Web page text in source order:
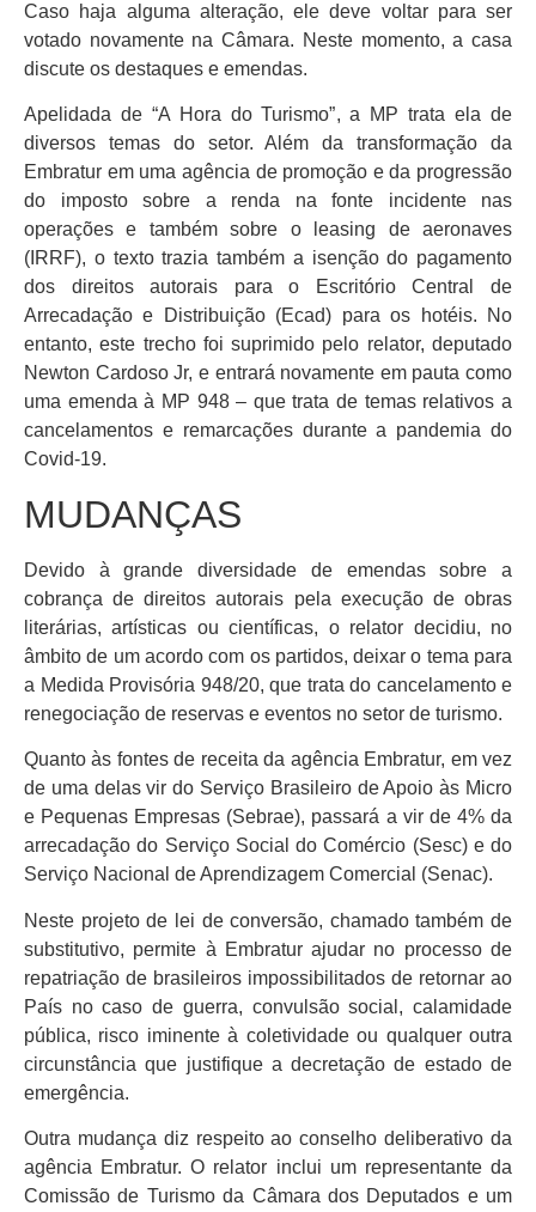
Caso haja alguma alteração, ele deve voltar para ser
votado novamente na Câmara. Neste momento, a casa
discute os destaques e emendas.
Apelidada de “A Hora do Turismo”, a MP trata ela de
diversos temas do setor. Além da transformação da
Embratur em uma agência de promoção e da progressão
do imposto sobre a renda na fonte incidente nas
operações e também sobre o leasing de aeronaves
(IRRF), o texto trazia também a isenção do pagamento
dos direitos autorais para o Escritório Central de
Arrecadação e Distribuição (Ecad) para os hotéis. No
entanto, este trecho foi suprimido pelo relator, deputado
Newton Cardoso Jr, e entrará novamente em pauta como
uma emenda à MP 948 – que trata de temas relativos a
cancelamentos e remarcações durante a pandemia do
Covid-19.
MUDANÇAS
Devido à grande diversidade de emendas sobre a
cobrança de direitos autorais pela execução de obras
literárias, artísticas ou científicas, o relator decidiu, no
âmbito de um acordo com os partidos, deixar o tema para
a Medida Provisória 948/20, que trata do cancelamento e
renegociação de reservas e eventos no setor de turismo.
Quanto às fontes de receita da agência Embratur, em vez
de uma delas vir do Serviço Brasileiro de Apoio às Micro
e Pequenas Empresas (Sebrae), passará a vir de 4% da
arrecadação do Serviço Social do Comércio (Sesc) e do
Serviço Nacional de Aprendizagem Comercial (Senac).
Neste projeto de lei de conversão, chamado também de
substitutivo, permite à Embratur ajudar no processo de
repatriação de brasileiros impossibilitados de retornar ao
País no caso de guerra, convulsão social, calamidade
pública, risco iminente à coletividade ou qualquer outra
circunstância que justifique a decretação de estado de
emergência.
Outra mudança diz respeito ao conselho deliberativo da
agência Embratur. O relator inclui um representante da
Comissão de Turismo da Câmara dos Deputados e um